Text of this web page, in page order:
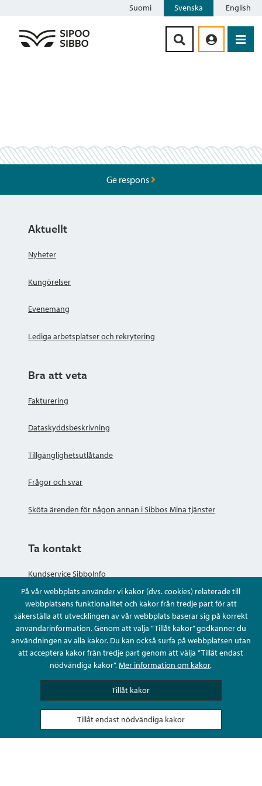
Suomi Svenska English
På vår webbplats använder vi kakor (dvs. cookies) relaterade till
webbplatsens funktionalitet och kakor från tredje part för att
säkerställa att utvecklingen av vår webbplats baserar sig på korrekt
användarinformation. Genom att välja ”Tillåt kakor” godkänner du
användningen av alla kakor. Du kan också surfa på webbplatsen utan
att acceptera kakor från tredje part genom att välja ”Tillåt endast
nödvändiga kakor”.Mer information om kakor.
Tillåt kakor
Tillåt endast nödvändiga kakor
Ge respons
Aktuellt
Nyheter
Kungörelser
Evenemang
Lediga arbetsplatser och rekrytering
Bra att veta
Fakturering
Dataskyddsbeskrivning
Tillgänglighetsutlåtande
Frågor och svar
Sköta ärenden för någon annan i Sibbos Mina tjänster
Ta kontakt
Kundservice SibboInfo
Ge anonym respons
Ställ en fråga eller sköta ditt ärende
Kontaktuppgifter